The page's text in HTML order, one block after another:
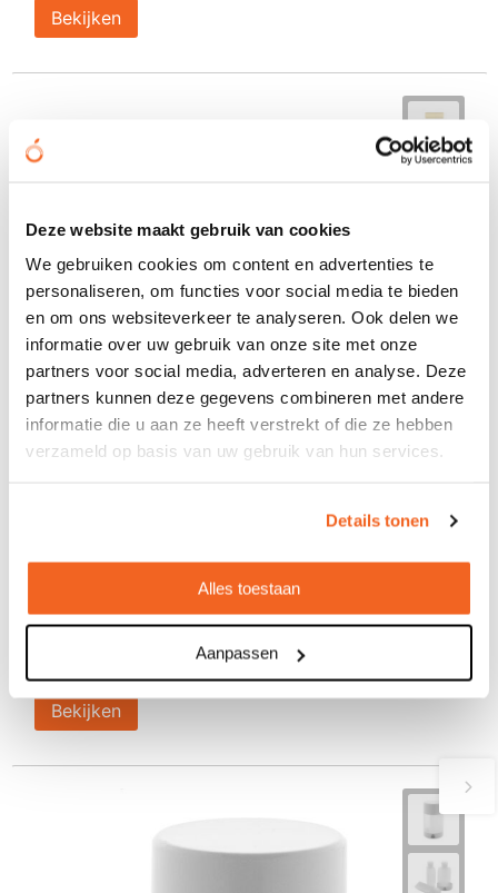
Deze website maakt gebruik van cookies
We gebruiken cookies om content en advertenties te
personaliseren, om functies voor social media te bieden
en om ons websiteverkeer te analyseren. Ook delen we
informatie over uw gebruik van onze site met onze
partners voor social media, adverteren en analyse. Deze
partners kunnen deze gegevens combineren met andere
informatie die u aan ze heeft verstrekt of die ze hebben
verzameld op basis van uw gebruik van hun services.
Details tonen
Alles toestaan
Aanpassen
Bekijken
Reis Set Naytiry
Bedrukt geleverd in: 8 werkdag(en)
Onbedrukt geleverd in: 4 werkdag(en)
Bekijken